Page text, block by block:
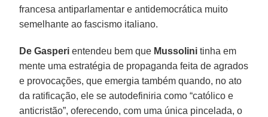
francesa antiparlamentar e antidemocrática muito
semelhante ao fascismo italiano.
De Gasperi entendeu bem que Mussolini tinha em
mente uma estratégia de propaganda feita de agrados
e provocações, que emergia também quando, no ato
da ratificação, ele se autodefiniria como “católico e
anticristão”, oferecendo, com uma única pincelada, o